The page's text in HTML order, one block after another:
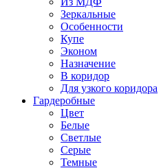
Зеркальные
Особенности
Купе
Эконом
Назначение
В коридор
Для узкого коридора
Гардеробные
Цвет
Белые
Светлые
Серые
Темные